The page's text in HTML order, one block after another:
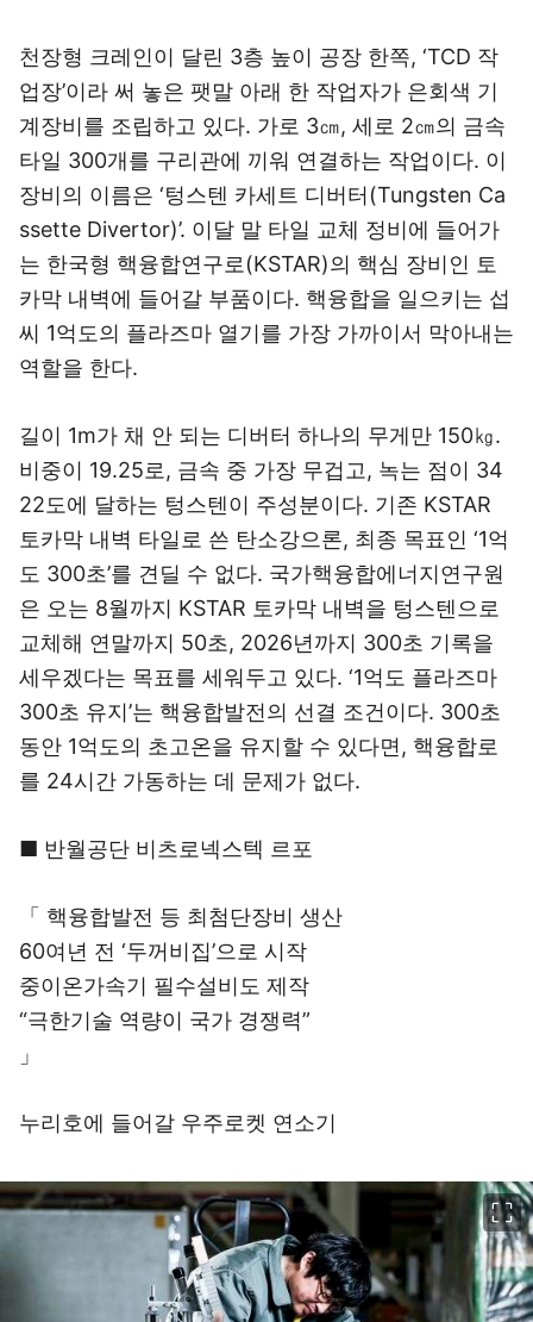
천장형 크레인이 달린 3층 높이 공장 한쪽, ‘TCD 작
업장’이라 써 놓은 팻말 아래 한 작업자가 은회색 기
계장비를 조립하고 있다. 가로 3㎝, 세로 2㎝의 금속
타일 300개를 구리관에 끼워 연결하는 작업이다. 이
장비의 이름은 ‘텅스텐 카세트 디버터(Tungsten Ca
ssette Divertor)’. 이달 말 타일 교체 정비에 들어가
는 한국형 핵융합연구로(KSTAR)의 핵심 장비인 토
카막 내벽에 들어갈 부품이다. 핵융합을 일으키는 섭
씨 1억도의 플라즈마 열기를 가장 가까이서 막아내는
역할을 한다.
길이 1m가 채 안 되는 디버터 하나의 무게만 150㎏.
비중이 19.25로, 금속 중 가장 무겁고, 녹는 점이 34
22도에 달하는 텅스텐이 주성분이다. 기존 KSTAR
토카막 내벽 타일로 쓴 탄소강으론, 최종 목표인 ‘1억
도 300초’를 견딜 수 없다. 국가핵융합에너지연구원
은 오는 8월까지 KSTAR 토카막 내벽을 텅스텐으로
교체해 연말까지 50초, 2026년까지 300초 기록을
세우겠다는 목표를 세워두고 있다. ‘1억도 플라즈마
300초 유지’는 핵융합발전의 선결 조건이다. 300초
동안 1억도의 초고온을 유지할 수 있다면, 핵융합로
를 24시간 가동하는 데 문제가 없다.
■ 반월공단 비츠로넥스텍 르포
「 핵융합발전 등 최첨단장비 생산
60여년 전 ‘두꺼비집’으로 시작
중이온가속기 필수설비도 제작
“극한기술 역량이 국가 경쟁력”
」
누리호에 들어갈 우주로켓 연소기